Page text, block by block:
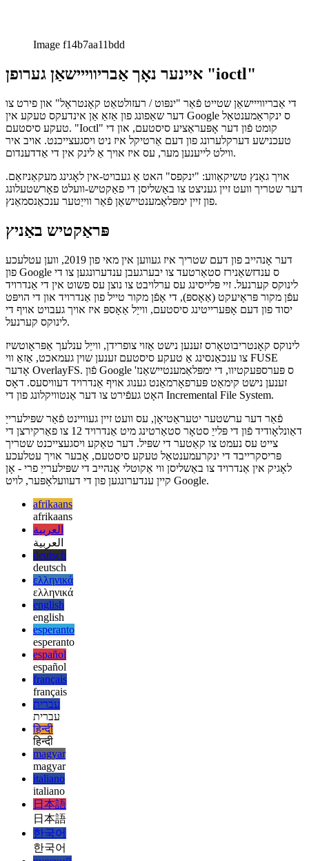
איינער נאָך אַבריווייישאַן גערופן "ioctl"
די אַבריווייישאַן שטייט פֿאַר "ינפּוט / רעזולטאַט קאָנטראָל" און פירט צו
טעקע סיסטעם. "Ioctl" קומט פֿון דער אָפּעראַציע סיסטעם, און די
טעכנישע דערקלערונג פון דעם אַרטיקל איז ניט ויסגעצייכנט. אויב איר
אויך גאַנץ טשיקאַווע: "ינקפס" האט אַ געבויט-אין לאָגינג מעקאַניזאַם.
דער שטריך וועט זיין געניצט צו באַשליסן די פאַקטיש-וועלט פאָרשטעלונג
פּראַקטיש באַניץ
דער אָנהייב פון דעם שטריך איז געווען אין מאי פון 2019, ווען עטלעכע
פון Google ס ענדזשאַנירז סטאַרטעד צו יבערגעבן ענדערונגען צו די
עפֿן מקור פּראָיעקט (אַאָספּ), די אָפֿן מקור טייל פון אַנדרויד און די הויפּט
יסוד פון דעם אָפּערייטינג סיסטעם, ווייַל אַאָספּ איז אויך געבויט אויף די
לינוקס קערנעל.
לינוקס קאָנטריבוטאָרס זענען נישט אַזוי צופרידן, ווייַל ענלעך אַפּראָוטשיז
אָדער OverlayFS. פֿון Google 'ס פּערספּעקטיוו, די ימפּלאַמענטיישאַנז
זענען נישט קימאַט פּערפאָרמאַנט גענוג אויף אַנדרויד דעוויסעס. דאָס
האָט געפֿירט צו דער אַנטוויקלונג פון די Incremental File System.
פֿאַר דער ערשטער יטעראַטיאָן, עס וועט זיין געוויינט פֿאַר שפּילערייַ
דאַונלאָודיד פֿון די פּלייַ סטאָר סטאַרטינג מיט אַנדרויד 12 צו פאַרקירצן די
פּריסקרייבד די ינקרעמענטאַל טעקע סיסטעם, אָבער אויך עטלעכע
לאָגיק אין אַנדרויד צו באַשליסן ווי אַקוטלי אָנהייב די שפּילערייַ פרי - אָן
afrikaans
afrikaans
العربية
العربية
deutsch
deutsch
ελληνικά
ελληνικά
english
english
esperanto
esperanto
español
español
français
français
עברית
עברית
हिन्दी
हिन्दी
magyar
magyar
italiano
italiano
日本語